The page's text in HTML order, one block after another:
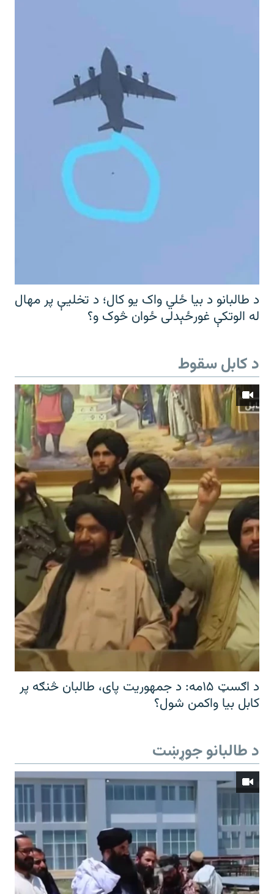
د طالبانو د بیا ځلي واک یو کال؛ د تخلیې پر مهال
له الوتکې غورځېدلی ځوان څوک و؟
د کابل سقوط
د اګسټ ۱۵مه: د جمهوریت پای، طالبان څنګه پر
کابل بیا واکمن شول؟
د طالبانو جوړښت